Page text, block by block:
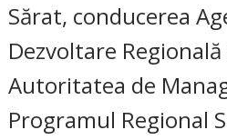
Sărat, conducerea
Dezvoltare Regională
Autoritatea de
Programul Regional